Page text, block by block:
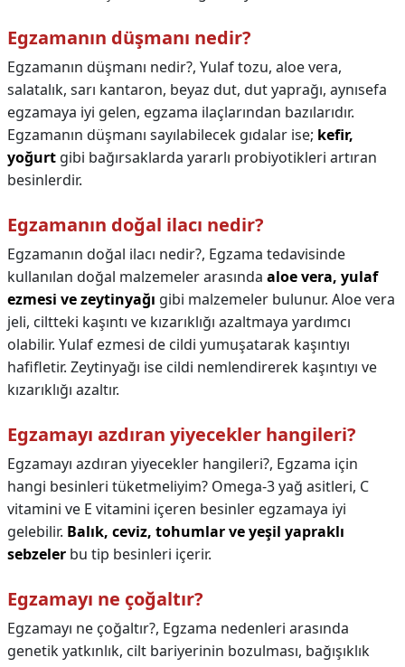
Egzamanın düşmanı nedir?
Egzamanın düşmanı nedir?, Yulaf tozu, aloe vera,
salatalık, sarı kantaron, beyaz dut, dut yaprağı, aynısefa
egzamaya iyi gelen, egzama ilaçlarından bazılarıdır.
Egzamanın düşmanı sayılabilecek gıdalar ise; kefir,
yoğurt gibi bağırsaklarda yararlı probiyotikleri artıran
besinlerdir.
Egzamanın doğal ilacı nedir?
Egzamanın doğal ilacı nedir?, Egzama tedavisinde
kullanılan doğal malzemeler arasında aloe vera, yulaf
ezmesi ve zeytinyağı gibi malzemeler bulunur. Aloe vera
jeli, ciltteki kaşıntı ve kızarıklığı azaltmaya yardımcı
olabilir. Yulaf ezmesi de cildi yumuşatarak kaşıntıyı
hafifletir. Zeytinyağı ise cildi nemlendirerek kaşıntıyı ve
kızarıklığı azaltır.
Egzamayı azdıran yiyecekler hangileri?
Egzamayı azdıran yiyecekler hangileri?, Egzama için
hangi besinleri tüketmeliyim? Omega-3 yağ asitleri, C
vitamini ve E vitamini içeren besinler egzamaya iyi
gelebilir. Balık, ceviz, tohumlar ve yeşil yapraklı
sebzeler bu tip besinleri içerir.
Egzamayı ne çoğaltır?
Egzamayı ne çoğaltır?, Egzama nedenleri arasında
genetik yatkınlık, cilt bariyerinin bozulması, bağışıklık